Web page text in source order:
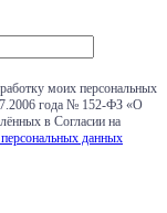
моих персональных
года № 152-ФЗ «О
в Согласии на
данных